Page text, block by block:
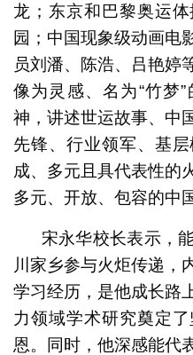
龙；东京和巴黎奥运
园；中国现象级动画电
员刘潘、陈浩、吕艳婷
像为灵感、名为“竹梦
神，讲述世运故事、中
先锋、行业领军、基
成、多元且具代表性的
多元、开放、包容的中
宋永华校长表示，
川家乡参与火炬传递，
学习经历，是他成长路
力领域学术研究奠定
恩。同时，他深感能代